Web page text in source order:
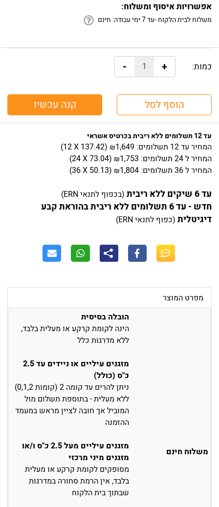
אפשרויות איסוף ומשלוח:
משלוח לבית הלקוח -עד 7 ימי עבודה: חינם
כמות: +
-
הוסף לסל קנה עכשיו
עד 12 תשלומים ללא ריבית בכרטיס אשראי
המחיר עד 12 תשלומים: ₪1,649
(12 X 137.42)
המחירל 24 תשלומים: ₪1,753
(24 X73.04)
המחירל 36 תשלומים: ₪1,804
(36 X 50.13)
עד 6 שיקים ללא ריבית (בכפוף לתנאי ERN)
חדש - עד 6 תשלומים ללא ריבית בהוראת קבע
דיגיטלית (כפוף לתנאי ERN)
מפרט המוצר
משלוח חינם
הובלה בסיסית
הינה לקומת קרקע או מעלית בלבד,
ללא מדרגות כלל
מזגנים עיליים או ניידים עד 2.5
כ"ס (כולל)
ניתן להרים עד קומה 2 (קומות 0,1,2)
ללא מעלית - בתוספת תשלום מול
המוביל אך חובה לציין מראש במעמד
ההזמנה
מזגנים עיליים מעל 2.5 כ"ס ו/או
מזגנים מיני מרכזי
מסופקים לקומת קרקע או מעלית
בלבד, אין הרמת סחורה במדרגות
שבתוך בית הלקוח